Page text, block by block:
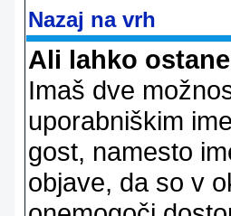
Nazaj na vrh
Ali lahko
Imaš dve
uporabniškim
gost, namesto
objave, da so v